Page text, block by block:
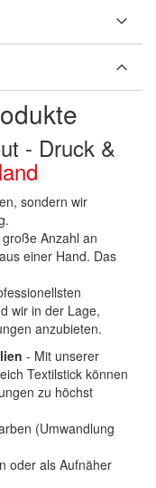
- Druck &
sondern wir
Anzahl an
einer Hand. Das
wir in der Lage,
anzubieten.
- Mit unserer
Textilstick können
zu höchst
(Umwandlung
oder als Aufnäher